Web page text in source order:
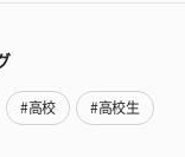
#高校 #高校生